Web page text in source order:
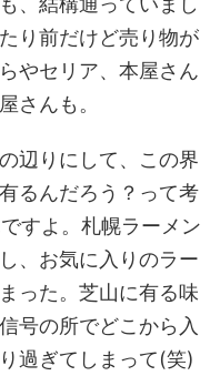
り前だけど売り物が
やセリア、本屋さん
さんも。
辺りにして、この界
るんだろう？って考
すよ。札幌ラーメン
、お気に入りのラー
った。芝山に有る味
号の所でどこから入
過ぎてしまって(笑)